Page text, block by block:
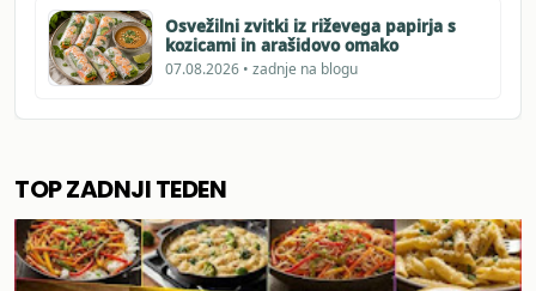
Osvežilni zvitki iz riževega papirja s
kozicami in arašidovo omako
07.08.2026 • zadnje na blogu
TOP ZADNJI TEDEN